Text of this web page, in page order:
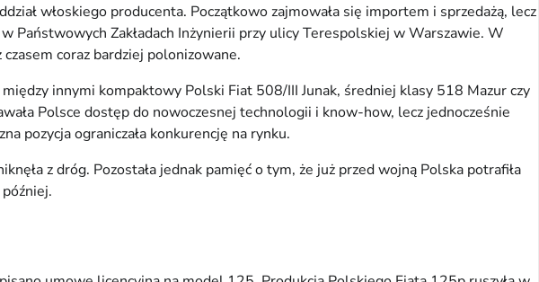
włoskiego producenta. Początkowo zajmowała się importem i sprzedażą, lecz
Państwowych Zakładach Inżynierii przy ulicy Terespolskiej w Warszawie. W
coraz bardziej polonizowane.
innymi kompaktowy Polski Fiat 508/III Junak, średniej klasy 518 Mazur czy
Polsce dostęp do nowoczesnej technologii i know-how, lecz jednocześnie
pozycja ograniczała konkurencję na rynku.
z dróg. Pozostała jednak pamięć o tym, że już przed wojną Polska potrafiła